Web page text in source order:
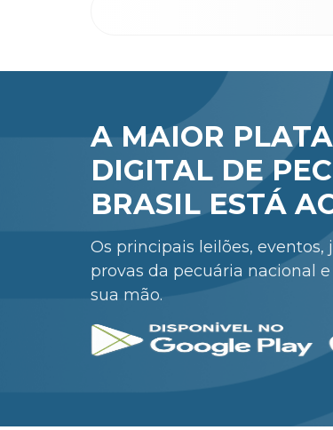
A MAIOR
DIGITAL DE
BRASIL ESTÁ
Os principais leilões,
provas da pecuária nacional
sua mão.